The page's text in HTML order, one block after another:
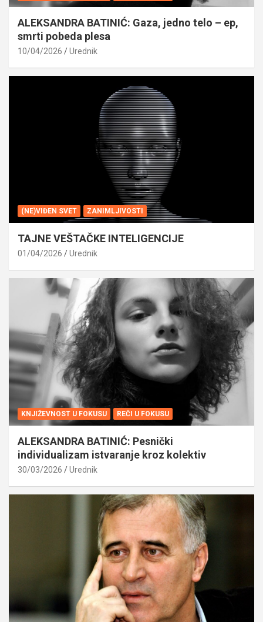
ALEKSANDRA BATINIĆ: Gaza, jedno telo – ep,
smrti pobeda plesa
10/04/2026 Urednik
(NE)VIĐEN SVET ZANIMLJIVOSTI
TAJNE VEŠTAČKE INTELIGENCIJE
01/04/2026 Urednik
KNJIŽEVNOST U FOKUSU REČI U FOKUSU
ALEKSANDRA BATINIĆ: Pesnički
individualizam istvaranje kroz kolektiv
30/03/2026 Urednik